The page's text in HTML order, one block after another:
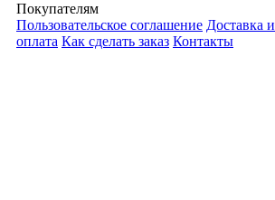
Покупателям
Пользовательское соглашение Доставка и
оплата Как сделать заказ Контакты